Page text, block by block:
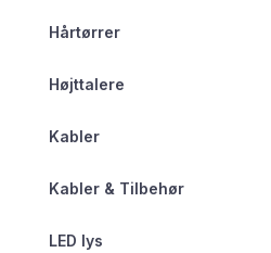
Hårtørrer
Højttalere
Kabler
Kabler & Tilbehør
LED lys